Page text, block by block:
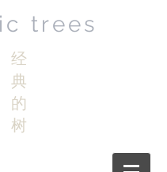
trees
经
典
的
树